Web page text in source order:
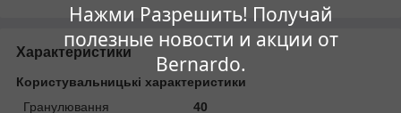
Нажми Разрешить! Получай
полезные новости и акции от
Bernardo.
Характеристики
Користувальницькі характеристики
Гранулювання
40